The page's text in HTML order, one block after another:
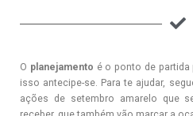
O planejamento é o ponto de
isso antecipe-se. Para te ajudar,
ações de setembro amarelo que